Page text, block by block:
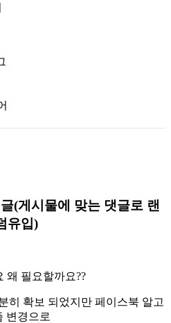
(게시물에 맞는 댓글로 랜
유입)
왜 필요할까요??
히 확보 되었지만 페이스북 알고
변경으로